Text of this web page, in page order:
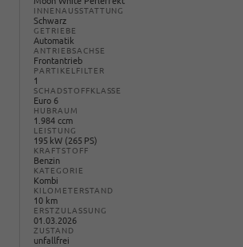
INNENAUSSTATTUNG
Schwarz
GETRIEBE
Automatik
ANTRIEBSACHSE
Frontantrieb
PARTIKELFILTER
1
SCHADSTOFFKLASSE
Euro 6
HUBRAUM
1.984 ccm
LEISTUNG
195 kW (265 PS)
KRAFTSTOFF
Benzin
KATEGORIE
Kombi
KILOMETERSTAND
10 km
ERSTZULASSUNG
01.03.2026
ZUSTAND
unfallfrei